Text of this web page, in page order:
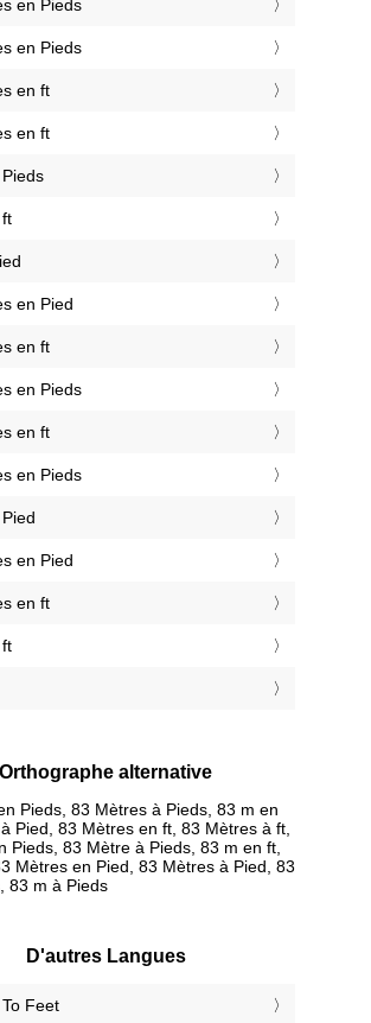
en Pieds
en Pieds
en ft
en ft
en Pied
en ft
en Pieds
en ft
en Pieds
en Pied
en ft
Orthographe alternative
Pieds, 83 Mètres à Pieds, 83 m en
Pied, 83 Mètres en ft, 83 Mètres à ft,
Pieds, 83 Mètre à Pieds, 83 m en ft,
Mètres en Pied, 83 Mètres à Pied, 83
83 m à Pieds
D'autres Langues
Feet